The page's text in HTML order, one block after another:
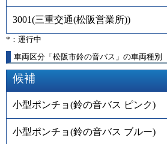
3001(三重交通(松阪営業所))
*：運行中
車両区分「松阪市鈴の音バス」の車両種別
候補
小型ポンチョ(鈴の音バス ピンク)
小型ポンチョ(鈴の音バス ブルー)